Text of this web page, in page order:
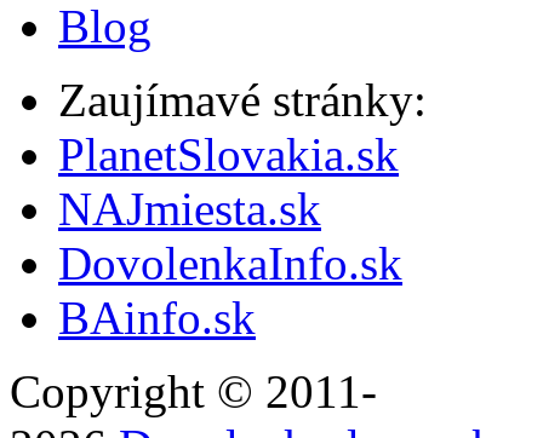
Blog
Zaujímavé stránky:
PlanetSlovakia.sk
NAJmiesta.sk
DovolenkaInfo.sk
BAinfo.sk
Copyright © 2011-